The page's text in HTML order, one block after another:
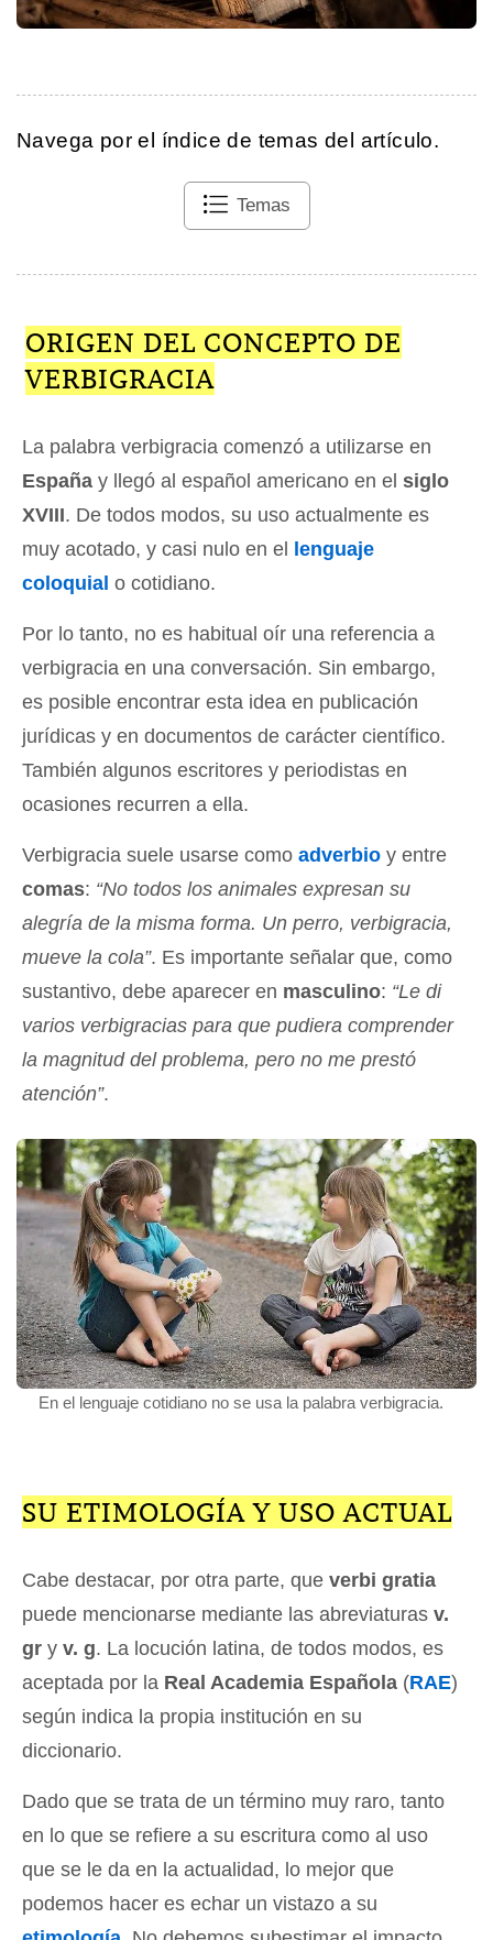
Navega por el índice de temas del artículo.
Temas
ORIGEN DEL CONCEPTO DE
VERBIGRACIA
La palabra verbigracia comenzó a utilizarse en
España y llegó al español americano en el siglo
XVIII. De todos modos, su uso actualmente es
muy acotado, y casi nulo en el lenguaje
coloquial o cotidiano.
Por lo tanto, no es habitual oír una referencia a
verbigracia en una conversación. Sin embargo,
es posible encontrar esta idea en publicación
jurídicas y en documentos de carácter científico.
También algunos escritores y periodistas en
ocasiones recurren a ella.
Verbigracia suele usarse como adverbio y entre
comas: “No todos los animales expresan su
alegría de la misma forma. Un perro, verbigracia,
mueve la cola”. Es importante señalar que, como
sustantivo, debe aparecer en masculino: “Le di
varios verbigracias para que pudiera comprender
la magnitud del problema, pero no me prestó
atención”.
En el lenguaje cotidiano no se usa la palabra verbigracia.
SU ETIMOLOGÍA Y USO ACTUAL
Cabe destacar, por otra parte, que verbi gratia
puede mencionarse mediante las abreviaturas v.
gr y v. g. La locución latina, de todos modos, es
aceptada por la Real Academia Española (RAE)
según indica la propia institución en su
diccionario.
Dado que se trata de un término muy raro, tanto
en lo que se refiere a su escritura como al uso
que se le da en la actualidad, lo mejor que
podemos hacer es echar un vistazo a su